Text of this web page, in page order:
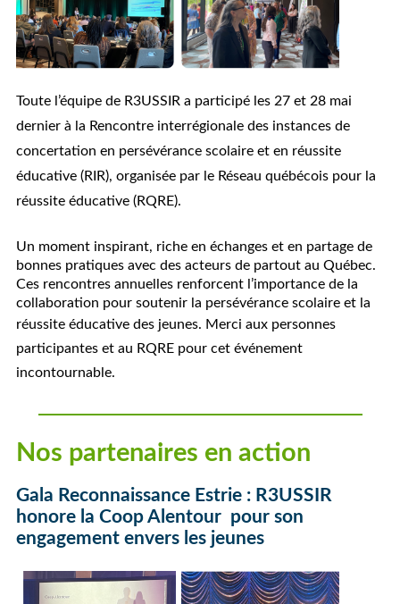
Toute l’équipe de R3USSIR a participé les 27 et 28 mai
dernier à la Rencontre interrégionale des instances de
concertation en persévérance scolaire et en réussite
éducative (RIR), organisée par le Réseau québécois pour la
réussite éducative (RQRE).
Un moment inspirant, riche en échanges et en partage de
bonnes pratiques avec des acteurs de partout au Québec.
Ces rencontres annuelles renforcent l’importance de la
collaboration pour soutenir la persévérance scolaire et la
réussite éducative des jeunes. Merci aux personnes
participantes et au RQRE pour cet événement
incontournable.
Nos partenaires en action
Gala Reconnaissance Estrie : R3USSIR
honore la Coop Alentour pour son
engagement envers les jeunes